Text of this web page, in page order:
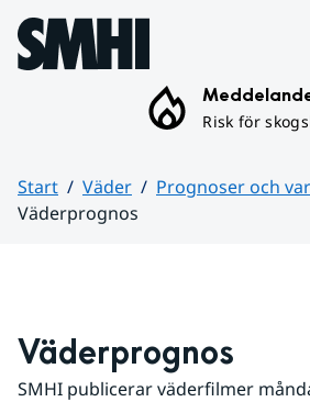
Hoppa till sidans innehåll
Risk för
Start Väder
Prognoser och
Väderprognos
Väderprognos
SMHI publicerar väderfilmer